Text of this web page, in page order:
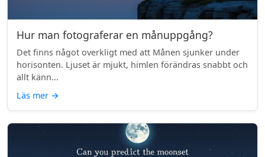
Hur man fotograferar en månuppgång?
Det finns något overkligt med att Månen sjunker under
horisonten. Ljuset är mjukt, himlen förändras snabbt och
allt känn...
Läs mer →